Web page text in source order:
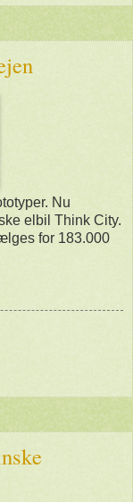
Nu
elbil Think City.
for 183.000